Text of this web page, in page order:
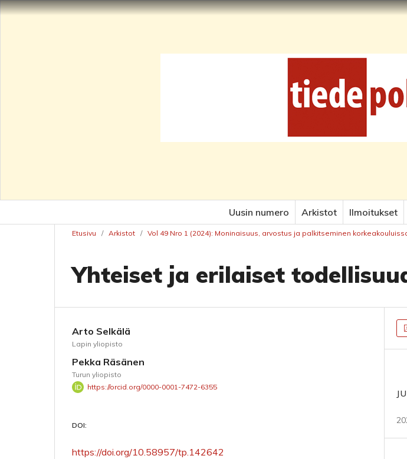
Uusin numero Arkistot Ilmoitukset
Etusivu / Arkistot / Vol 49 Nro 1 (2024): Moninaisuus, arvostus ja palkitseminen
Yhteiset ja erilaiset
Arto Selkälä
Lapin yliopisto
Pekka Räsänen
Turun yliopisto
https://orcid.org/0000-0001-7472-6355
DOI:
https://doi.org/10.58957/tp.142642